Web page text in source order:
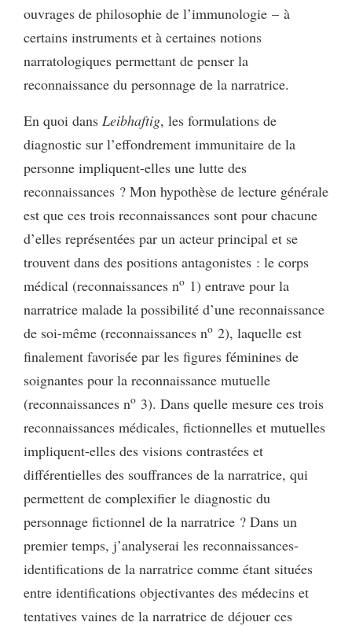
ouvrages de philosophie de l’immunologie – à
certains instruments et à certaines notions
narratologiques permettant de penser la
reconnaissance du personnage de la narratrice.
En quoi dans Leibhaftig, les formulations de
diagnostic sur l’effondrement immunitaire de la
personne impliquent-elles une lutte des
reconnaissances ? Mon hypothèse de lecture générale
est que ces trois reconnaissances sont pour chacune
d’elles représentées par un acteur principal et se
trouvent dans des positions antagonistes : le corps
médical (reconnaissances no 1) entrave pour la
narratrice malade la possibilité d’une reconnaissance
de soi-même (reconnaissances no 2), laquelle est
finalement favorisée par les figures féminines de
soignantes pour la reconnaissance mutuelle
(reconnaissances no 3). Dans quelle mesure ces trois
reconnaissances médicales, fictionnelles et mutuelles
impliquent-elles des visions contrastées et
différentielles des souffrances de la narratrice, qui
permettent de complexifier le diagnostic du
personnage fictionnel de la narratrice ? Dans un
premier temps, j’analyserai les reconnaissances-
identifications de la narratrice comme étant situées
entre identifications objectivantes des médecins et
tentatives vaines de la narratrice de déjouer ces